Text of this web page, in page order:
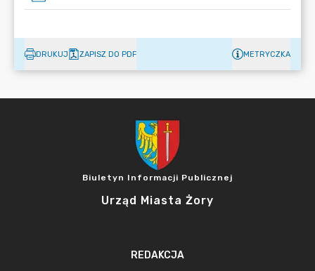
DRUKUJ ZAPISZ DO PDF METRYCZKA
Biuletyn Informacji Publicznej
Urząd Miasta Żory
REDAKCJA